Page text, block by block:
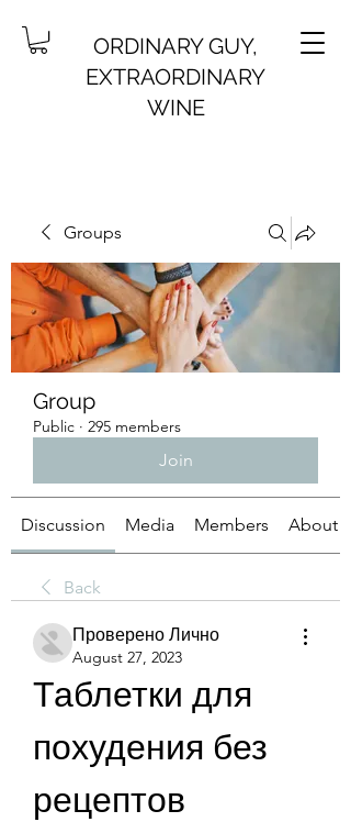
ORDINARY GUY,
EXTRAORDINARY
WINE
Groups
Group
Public · 295 members
Join
Discussion Media Members About
Back
Проверено Лично
August 27, 2023
Таблетки для
похудения без
рецептов